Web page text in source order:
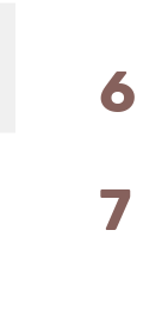
6
7